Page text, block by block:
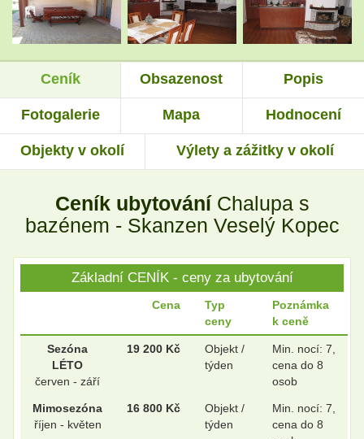
Ceník Obsazenost Popis
Fotogalerie Mapa Hodnocení
Objekty v okolí Výlety a zážitky v okolí
Ceník ubytování Chalupa s
bazénem - Skanzen Veselý Kopec
Základní CENÍK - ceny za ubytování
Cena
Typ
ceny
Poznámka
k ceně
Sezóna
LÉTO
červen - září
19 200 Kč
Objekt /
týden
Min. nocí: 7,
cena do 8
osob
Mimosezóna
říjen - květen
16 800 Kč
Objekt /
týden
Min. nocí: 7,
cena do 8